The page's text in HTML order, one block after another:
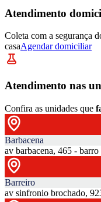
Atendimento
Coleta com a segurança
casaAgendar domiciliar
Atendimento nas
Confira as unidades que
Barbacena
av barbacena, 465 -
Barreiro
av sinfronio brochado,